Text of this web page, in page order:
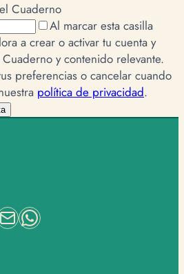
Cuaderno
Al marcar esta casilla
a crear o activar tu cuenta y
y contenido relevante.
preferencias o cancelar cuando
política de privacidad.